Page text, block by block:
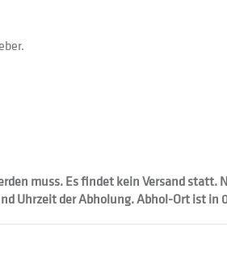
muss. Es findet kein Versand statt.
Uhrzeit der Abholung. Abhol-Ort ist in